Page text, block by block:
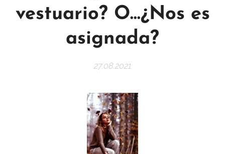
vestuario? O...¿Nos es
asignada?
27.08.2021